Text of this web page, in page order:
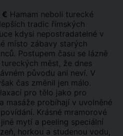
€ Hamam neboli turecké
tradic římských
kdysi nepostradatelné v
místo zábavy starých
Postupem času se lázně
měst, že dnes
původu ani neví. V
čas změnil jen málo.
pro tělo jako pro
masáže probíhají v uvolněné
Krásné mramorové
mytí a peeling speciální
horkou a studenou vodu,